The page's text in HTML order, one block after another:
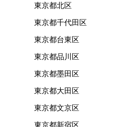
東京都北区
東京都千代田区
東京都台東区
東京都品川区
東京都墨田区
東京都大田区
東京都文京区
東京都新宿区